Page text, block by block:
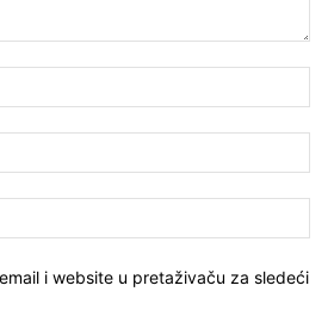
i website u pretaživaču za sledeći